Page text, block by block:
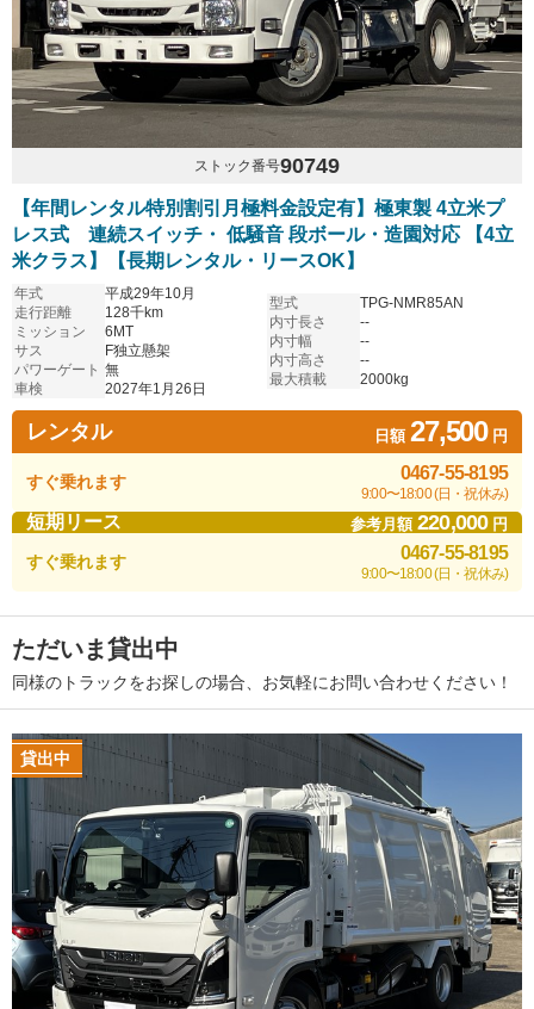
ストック番号90749
【年間レンタル特別割引月極料金設定有】極東製 4立米プ
レス式 連続スイッチ・ 低騒音 段ボール・造園対応 【4立
米クラス】【長期レンタル・リースOK】
年式
平成29年10月
走行距離
128千km
ミッション
6MT
サス
F独立懸架
パワーゲート 無
車検
2027年1月26日
型式
TPG-NMR85AN
内寸長さ
--
内寸幅
--
内寸高さ
--
最大積載
2000kg
レンタル 日額27,500円
すぐ乗れます 0467-55-8195
9:00〜18:00 (日・祝休み)
短期リース 参考月額220,000円
すぐ乗れます 0467-55-8195
9:00〜18:00 (日・祝休み)
ただいま貸出中
同様のトラックをお探しの場合、お気軽にお問い合わせください！
貸出中